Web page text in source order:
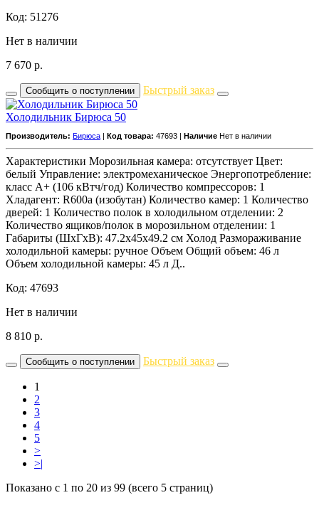
Код: 51276
Нет в наличии
7 670 р.
Сообщить о поступлении Быстрый заказ
Холодильник Бирюса 50
Производитель: Бирюса Код товара: 47693 | Наличие Нет в наличии
Характеристики Морозильная камера: отсутствует Цвет:
белый Управление: электромеханическое Энергопотребление:
класс A+ (106 кВтч/год) Количество компрессоров: 1
Хладагент: R600a (изобутан) Количество камер: 1 Количество
дверей: 1 Количество полок в холодильном отделении: 2
Количество ящиков/полок в морозильном отделении: 1
Габариты (ШxГxВ): 47.2x45x49.2 см Холод Размораживание
холодильной камеры: ручное Объем Общий объем: 46 л
Объем холодильной камеры: 45 л Д..
Код: 47693
Нет в наличии
8 810 р.
Сообщить о поступлении Быстрый заказ
1
2
3
4
5
>
>|
Показано с 1 по 20 из 99 (всего 5 страниц)